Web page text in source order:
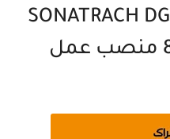
شركة سوناطراك SONATRACH DG